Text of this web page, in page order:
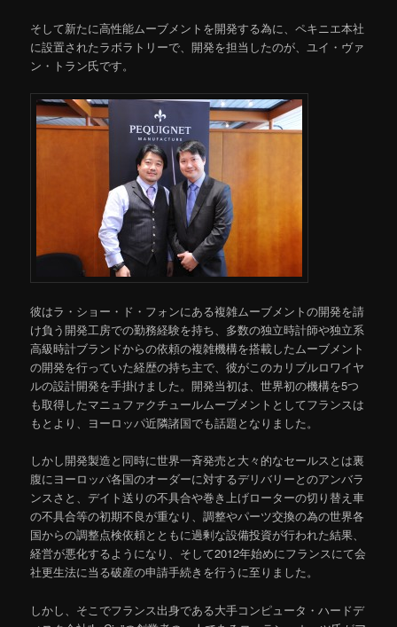
そして新たに高性能ムーブメントを開発する為に、ペキニエ本社
に設置されたラボラトリーで、開発を担当したのが、ユイ・ヴァ
ン・トラン氏です。
彼はラ・ショー・ド・フォンにある複雑ムーブメントの開発を請
け負う開発工房での勤務経験を持ち、多数の独立時計師や独立系
高級時計ブランドからの依頼の複雑機構を搭載したムーブメント
の開発を行っていた経歴の持ち主で、彼がこのカリブルロワイヤ
ルの設計開発を手掛けました。開発当初は、世界初の機構を5つ
も取得したマニュファクチュールムーブメントとしてフランスは
もとより、ヨーロッパ近隣諸国でも話題となりました。
しかし開発製造と同時に世界一斉発売と大々的なセールスとは裏
腹にヨーロッパ各国のオーダーに対するデリバリーとのアンバラ
ンスさと、デイト送りの不具合や巻き上げローターの切り替え車
の不具合等の初期不良が重なり、調整やパーツ交換の為の世界各
国からの調整点検依頼とともに過剰な設備投資が行われた結果、
経営が悪化するようになり、そして2012年始めにフランスにて会
社更生法に当る破産の申請手続きを行うに至りました。
しかし、そこでフランス出身である大手コンピュータ・ハードデ